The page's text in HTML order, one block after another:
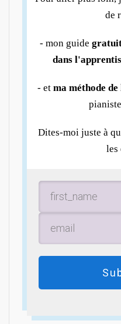
de
- mon guide
dans
- et ma méthode
Dites-moi juste à
les